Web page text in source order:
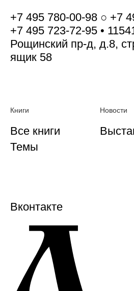
+7 495 780-00-98 ○ +7
+7 495 723-72-95 •
Рощинский пр-д, д.8,
ящик 58
Книги
Все книги
Темы
Новости
Вконтакте